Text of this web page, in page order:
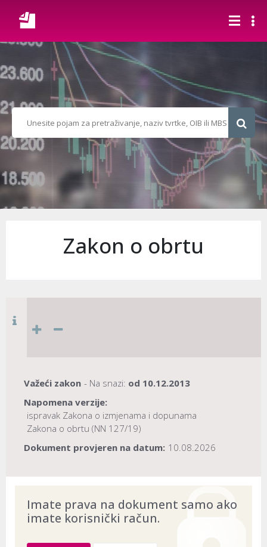
Zakon o obrtu
Važeći zakon - Na snazi: od 10.12.2013
Napomena verzije:
ispravak Zakona o izmjenama i dopunama
Zakona o obrtu (NN 127/19)
Dokument provjeren na datum: 10.08.2026
Imate prava na dokument samo ako
imate korisnički račun.